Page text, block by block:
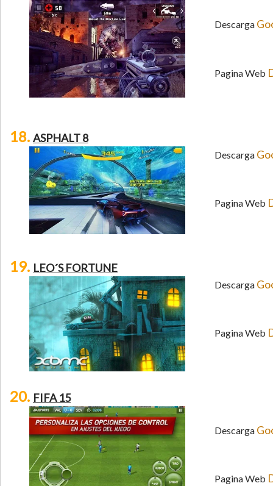
Descarga
Pagina Web
18. ASPHALT 8
Descarga
Pagina Web
19. LEO´S FORTUNE
Descarga
Pagina Web
20. FIFA 15
Descarga
Pagina Web